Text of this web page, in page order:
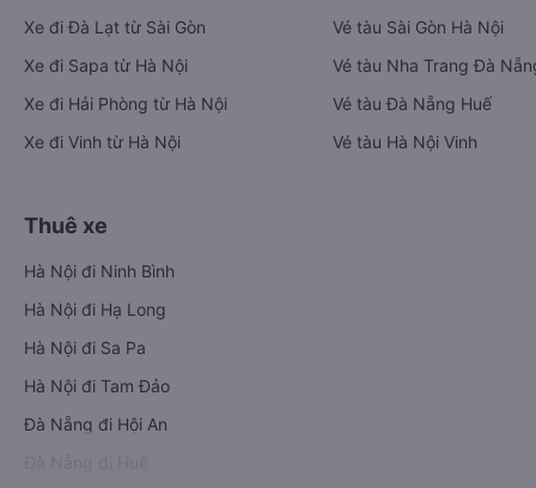
Xe đi Đà Lạt từ Sài Gòn
Xe đi Sapa từ Hà Nội
Xe đi Hải Phòng từ Hà Nội
Xe đi Vinh từ Hà Nội
Vé tàu Sài Gòn Hà Nội
Vé tàu Nha Trang Đà
Vé tàu Đà Nẵng Huế
Vé tàu Hà Nội Vinh
Thuê xe
Hà Nội đi Ninh Bình
Hà Nội đi Hạ Long
Hà Nội đi Sa Pa
Hà Nội đi Tam Đảo
Đà Nẵng đi Hội An